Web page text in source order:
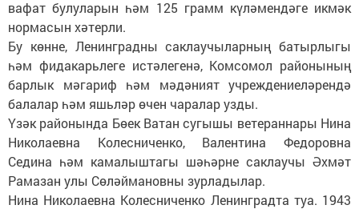
вафат булуларын һәм 125 грамм күләмендәге икмәк
нормасын хәтерли.
Бу көнне, Ленинградны саклаучыларның батырлыгы
һәм фидакарьлеге истәлегенә, Комсомол районының
барлык мәгариф һәм мәдәният учреждениеләрендә
балалар һәм яшьләр өчен чаралар узды.
Үзәк районында Бөек Ватан сугышы ветераннары Нина
Николаевна Колесниченко, Валентина Федоровна
Седина һәм камалыштагы шәһәрне саклаучы Әхмәт
Рамазан улы Сөләймановны зурладылар.
Нина Николаевна Колесниченко Ленинградта туа. 1943